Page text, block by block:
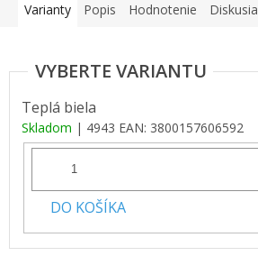
Varianty Popis Hodnotenie Diskusia
Teplá biela
Skladom | 4943 EAN: 3800157606592
DO KOŠÍKA